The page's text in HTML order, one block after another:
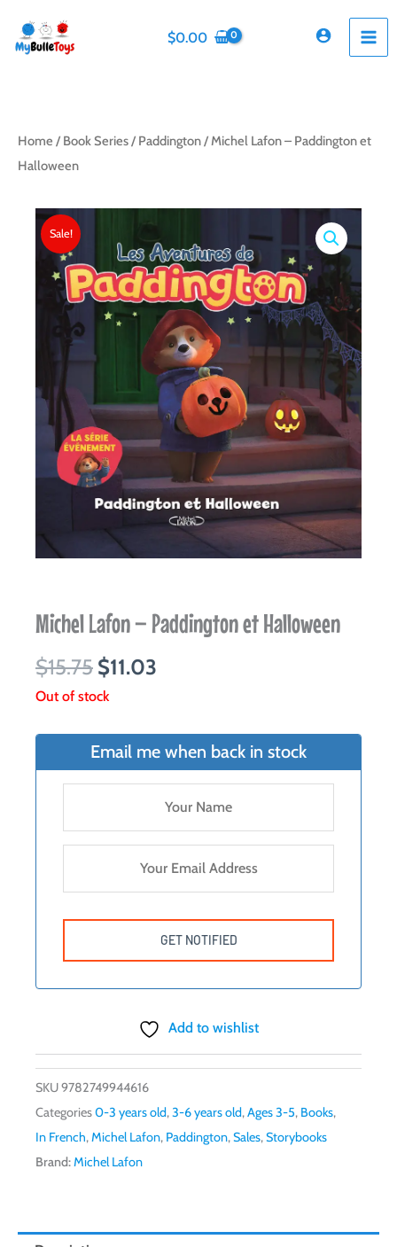
content
$0.00
Home / Book Series/ Paddington/ Michel Lafon – Paddington et
Halloween
Sale!
Michel Lafon – Paddington et Halloween
$15.75 Original
price
$15.75.
$11.03
$11.03.
Out of stock
Email me when back in stock
Add to wishlist
SKU9782749944616
Categories0-3 years old,3-6 years old,Ages 3-5, Books,
In French,Michel Lafon, Paddington,Sales,Storybooks
Brand:Michel Lafon